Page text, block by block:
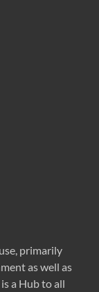
primarily
as well as
a Hub to all